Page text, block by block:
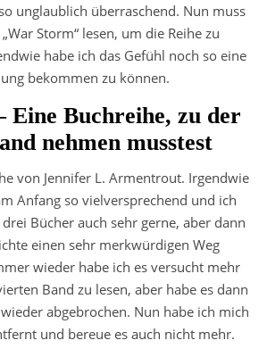
unglaublich überraschend. Nun muss
Storm“ lesen, um die Reihe zu
habe ich das Gefühl noch so eine
bekommen zu können.
Eine Buchreihe, zu der
nehmen musstest
von Jennifer L. Armentrout. Irgendwie
Anfang so vielversprechend und ich
Bücher auch sehr gerne, aber dann
einen sehr merkwürdigen Weg
wieder habe ich es versucht mehr
Band zu lesen, aber habe es dann
abgebrochen. Nun habe ich mich
und bereue es auch nicht mehr.